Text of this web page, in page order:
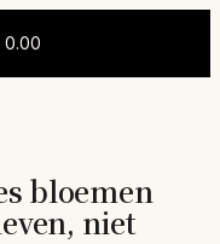
0.00
bloemen
niet